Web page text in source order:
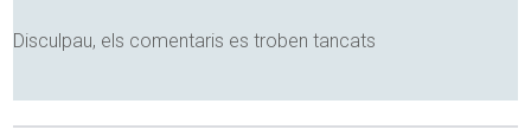
Disculpau, els comentaris es troben tancats